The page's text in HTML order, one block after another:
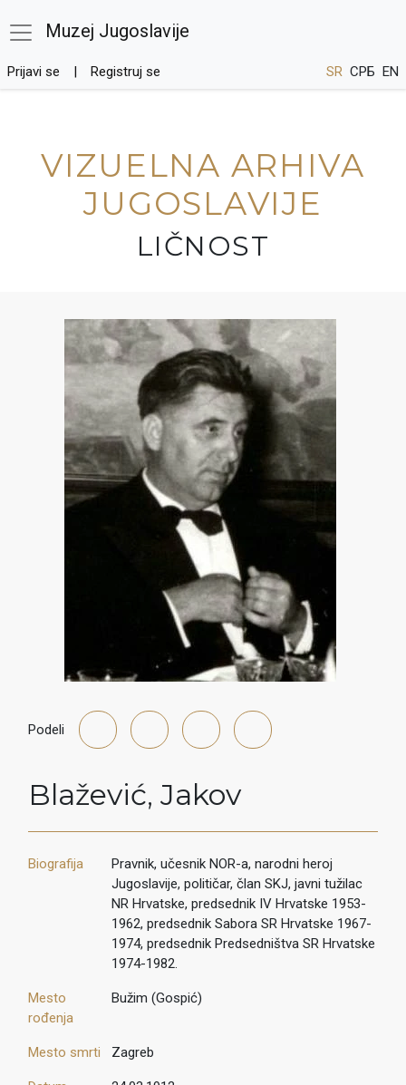
Muzej Jugoslavije
Prijavi se Registruj se SR СРБ EN
VIZUELNA ARHIVA
JUGOSLAVIJE
LIČNOST
Podeli
Blažević, Jakov
Biografija
Pravnik, učesnik NOR-a, narodni heroj
Jugoslavije, političar, član SKJ, javni tužilac
NR Hrvatske, predsednik IV Hrvatske 1953-
1962, predsednik Sabora SR Hrvatske 1967-
1974, predsednik Predsedništva SR Hrvatske
1974-1982.
Mesto
rođenja
Bužim (Gospić)
Mesto smrti Zagreb